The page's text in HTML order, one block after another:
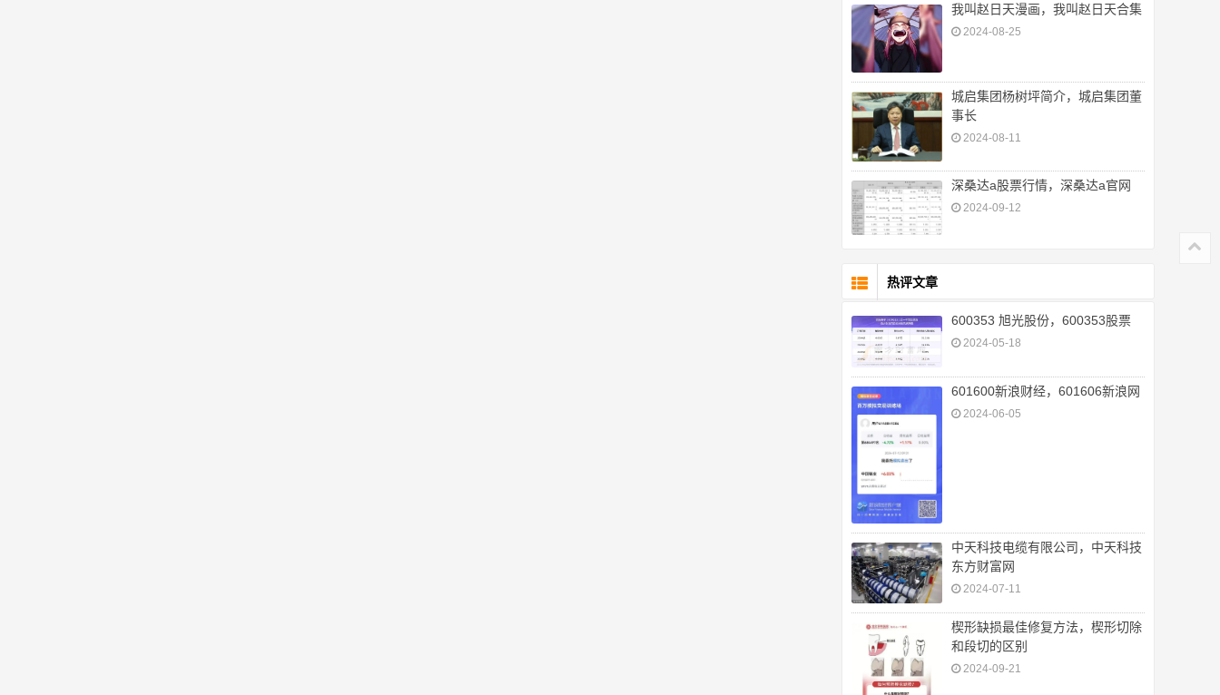
我叫赵日天漫画，我叫赵日天合集
2024-08-25
城启集团杨树坪简介，城启集团董
事长
2024-08-11
深桑达a股票行情，深桑达a官网
2024-09-12
热评文章
600353 旭光股份，600353股票
2024-05-18
601600新浪财经，601606新浪网
2024-06-05
中天科技电缆有限公司，中天科技
东方财富网
2024-07-11
楔形缺损最佳修复方法，楔形切除
和段切的区别
2024-09-21